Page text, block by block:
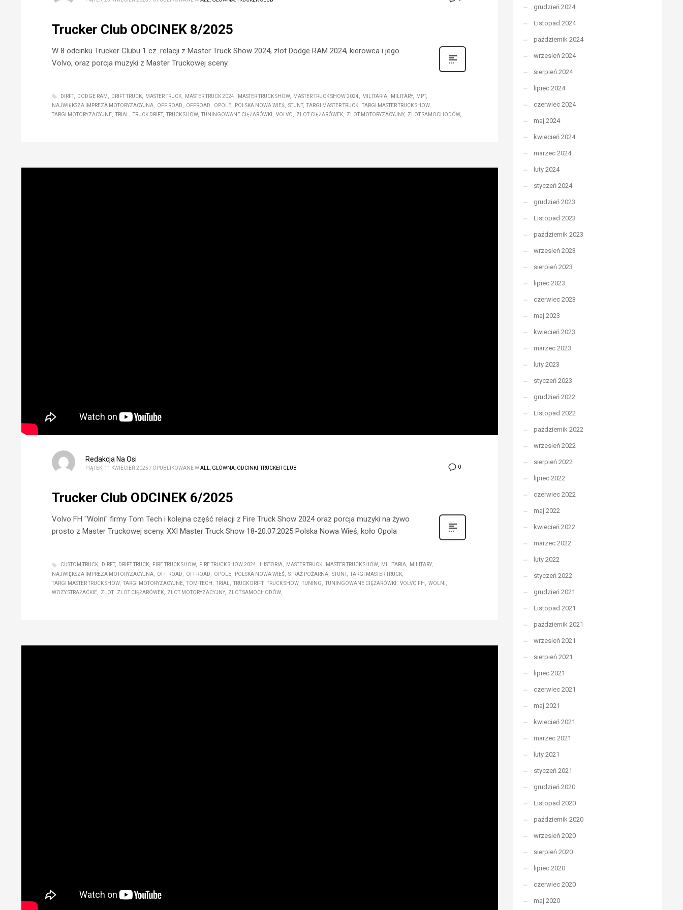
Trucker Club ODCINEK 8/2025
W 8 odcinku Trucker Clubu 1 cz. relacji z Master Truck Show 2024, zlot Dodge RAM 2024, kierowca i jego
Volvo, oraz porcja muzyki z Master Truckowej sceny.
DIRFT DODGE RAM DRIFT TRUCK MASTER TRUCK MASTER TRUCK 2024 MASTER TRUCK SHOW MASTER TRUCK SHOW 2024 MILITARIA MILITARY
MPT
NAJWIĘKSZA IMPREZA MOTORYZACYJNA
OFF ROAD OFFROAD OPOLE POLSKA NOWA WIEŚ STUNT TARGI MASTER TRUCK
TARGI MASTER TRUCK SHOW
TARGI MOTORYZACYJNE
TRIAL TRUCK DRIFT TRUCK SHOW TUNINGOWANE CIĘŻARÓWKI VOLVO ZLOT CIĘŻARÓWEK ZLOT MOTORYZACYJNY ZLOT SAMOCHODÓW
0
Redakcja Na Osi
PIĄTEK, 11 KWIECIEŃ 2025 / OPUBLIKOWANE WALL, GŁÓWNA, ODCINKI ,TRUCKER CLUB
Trucker Club ODCINEK 6/2025
Volvo FH "Wolni" firmy Tom Tech i kolejna część relacji z Fire Truck Show 2024 oraz porcja muzyki na żywo
prosto z Master Truckowej sceny. XXI Master Truck Show 18-20.07.2025 Polska Nowa Wieś, koło Opola
CUSTOM TRUCK DIRFT DRIFT TRUCK FIRE TRUCK SHOW FIRE TRUCK SHOW 2024 HISTORIA MASTER TRUCK MASTER TRUCK SHOW MILITARIA
MILITARY
NAJWIĘKSZA IMPREZA MOTORYZACYJNA
OFF ROAD OFFROAD OPOLE POLSKA NOWA WIEŚ STRAŻ POŻARNA STUNT
TARGI MASTER TRUCK
TARGI MASTER TRUCK SHOW
TARGI MOTORYZACYJNE TOM-TECH TRIAL TRUCK DRIFT TRUCK SHOW TUNING TUNINGOWANE CIĘŻARÓWKI VOLVO FH
WOLNI
WOZY STRAŻACKIE
ZLOT ZLOT CIĘŻARÓWEK ZLOT MOTORYZACYJNY ZLOT SAMOCHODÓW
grudzień 2024
Listopad 2024
październik 2024
wrzesień 2024
sierpień 2024
lipiec 2024
czerwiec 2024
maj 2024
kwiecień 2024
marzec 2024
luty 2024
styczeń 2024
grudzień 2023
Listopad 2023
październik 2023
wrzesień 2023
sierpień 2023
lipiec 2023
czerwiec 2023
maj 2023
kwiecień 2023
marzec 2023
luty 2023
styczeń 2023
grudzień 2022
Listopad 2022
październik 2022
wrzesień 2022
sierpień 2022
lipiec 2022
czerwiec 2022
maj 2022
kwiecień 2022
marzec 2022
luty 2022
styczeń 2022
grudzień 2021
Listopad 2021
październik 2021
wrzesień 2021
sierpień 2021
lipiec 2021
czerwiec 2021
maj 2021
kwiecień 2021
marzec 2021
luty 2021
styczeń 2021
grudzień 2020
Listopad 2020
październik 2020
wrzesień 2020
sierpień 2020
lipiec 2020
czerwiec 2020
maj 2020